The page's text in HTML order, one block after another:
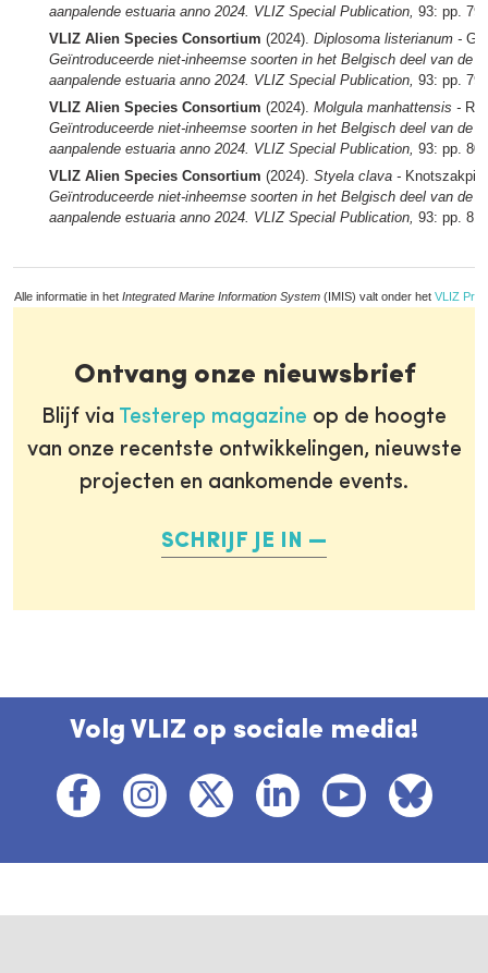
aanpalende estuaria anno 2024. VLIZ Special Publication, 93: pp.
VLIZ Alien Species Consortium (2024). Diplosoma listerianum -
Geïntroduceerde niet-inheemse soorten in het Belgisch deel van de
aanpalende estuaria anno 2024. VLIZ Special Publication, 93: pp.
VLIZ Alien Species Consortium (2024). Molgula manhattensis -
Geïntroduceerde niet-inheemse soorten in het Belgisch deel van de
aanpalende estuaria anno 2024. VLIZ Special Publication, 93: pp.
VLIZ Alien Species Consortium (2024). Styela clava -
Geïntroduceerde niet-inheemse soorten in het Belgisch deel van de
aanpalende estuaria anno 2024. VLIZ Special Publication, 93: pp.
Alle informatie in het Integrated Marine Information System (IMIS) valt onder het VLIZ
Ontvang onze nieuwsbrief
Blijf via Testerep magazine op de hoogte
van onze recentste ontwikkelingen, nieuwste
projecten en aankomende events.
SCHRIJF JE IN
Volg VLIZ op sociale media!